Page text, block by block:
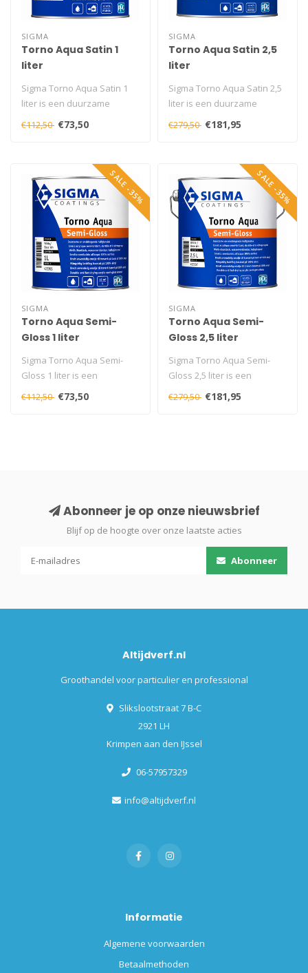
SIGMA
Torno Aqua Satin 1
liter
Sigma Torno Aqua Satin 1
liter is een duurzame
watergedragen
zijdeglanslak voor ..
€112,50 €73,50
SIGMA
Torno Aqua Satin 2,5
liter
Sigma Torno Aqua Satin 2,5
liter is een duurzame
watergedragen
zijdeglanslak voo..
€279,50 €181,95
SALE -35%
SIGMA
Torno Aqua Semi-
Gloss 1 liter
Sigma Torno Aqua Semi-
Gloss 1 liter is een
duurzame watergedragen
halfglanslak v..
€112,50 €73,50
SALE -35%
SIGMA
Torno Aqua Semi-
Gloss 2,5 liter
Sigma Torno Aqua Semi-
Gloss 2,5 liter is een
duurzame watergedragen
halfglanslak..
€279,50 €181,95
Abonneer je op onze nieuwsbrief
Blijf op de hoogte over onze laatste acties
Abonneer
Altijdverf.nl
Groothandel voor particulier en professional
Slikslootstraat 7 B-C
2921 LH
Krimpen aan den IJssel
06-57957329
info@altijdverf.nl
Informatie
Algemene voorwaarden
Betaalmethoden